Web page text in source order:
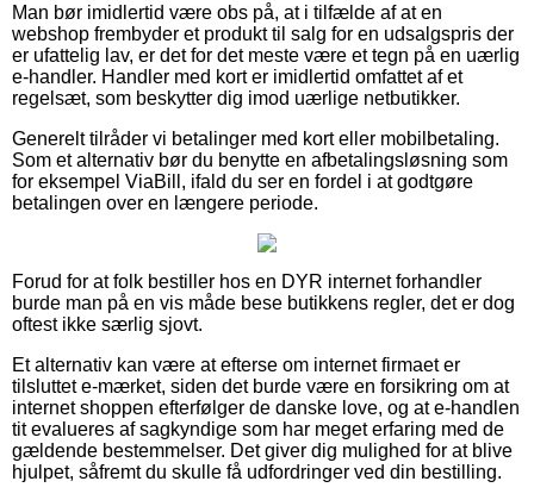
Man bør imidlertid være obs på, at i tilfælde af at en
webshop frembyder et produkt til salg for en udsalgspris der
er ufattelig lav, er det for det meste være et tegn på en uærlig
e-handler. Handler med kort er imidlertid omfattet af et
regelsæt, som beskytter dig imod uærlige netbutikker.
Generelt tilråder vi betalinger med kort eller mobilbetaling.
Som et alternativ bør du benytte en afbetalingsløsning som
for eksempel ViaBill, ifald du ser en fordel i at godtgøre
betalingen over en længere periode.
Forud for at folk bestiller hos en DYR internet forhandler
burde man på en vis måde bese butikkens regler, det er dog
oftest ikke særlig sjovt.
Et alternativ kan være at efterse om internet firmaet er
tilsluttet e-mærket, siden det burde være en forsikring om at
internet shoppen efterfølger de danske love, og at e-handlen
tit evalueres af sagkyndige som har meget erfaring med de
gældende bestemmelser. Det giver dig mulighed for at blive
hjulpet, såfremt du skulle få udfordringer ved din bestilling.